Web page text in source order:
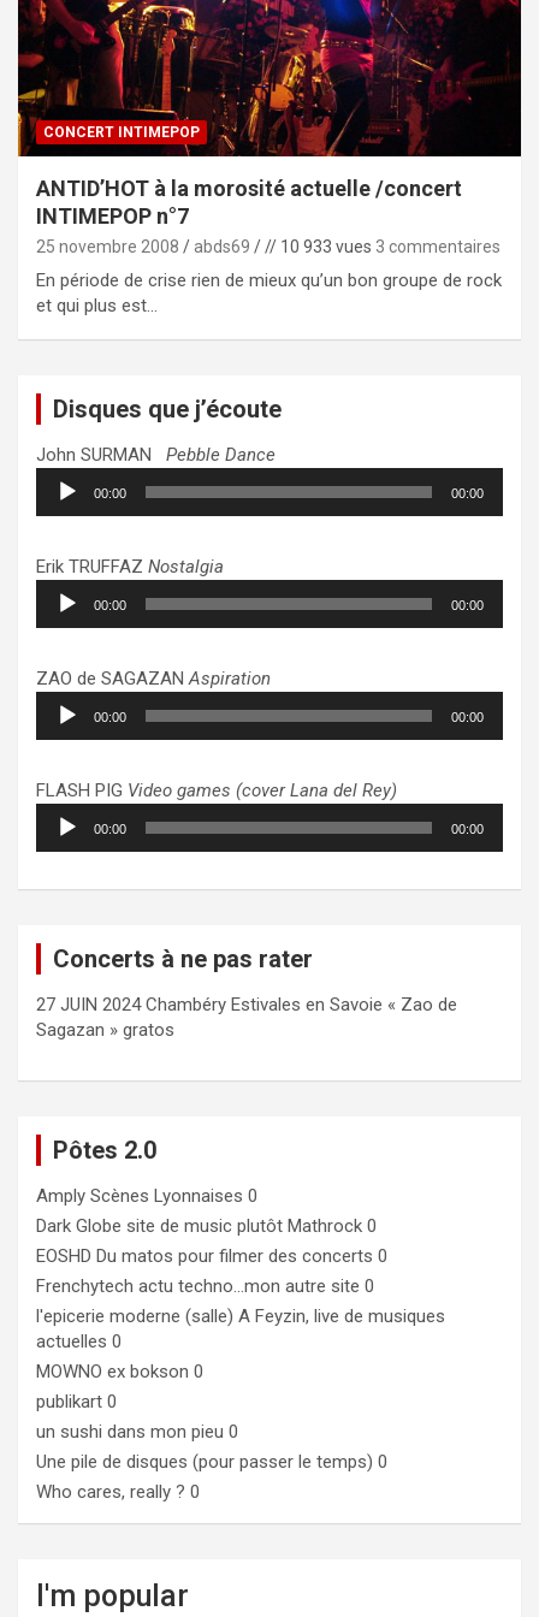
CONCERT INTIMEPOP
ANTID’HOT à la morosité actuelle /concert
INTIMEPOP n°7
25 novembre 2008 abds69 // 10 933 vues 3 commentaires
En période de crise rien de mieux qu’un bon groupe de rock
et qui plus est…
Disques que j’écoute
John SURMAN Pebble Dance
Lecteur
audio
00:00 00:00
Erik TRUFFAZ Nostalgia
Lecteur
audio
00:00 00:00
ZAO de SAGAZANAspiration
Lecteur
audio
00:00 00:00
FLASH PIG Video games (cover Lana del Rey)
Lecteur
audio
00:00 00:00
Concerts à ne pas rater
27 JUIN 2024 Chambéry Estivales en Savoie « Zao de
Sagazan » gratos
Pôtes 2.0
Amply Scènes Lyonnaises 0
Dark Globe site de music plutôt Mathrock 0
EOSHD Du matos pour filmer des concerts 0
Frenchytech actu techno…mon autre site 0
l'epicerie moderne (salle) A Feyzin, live de musiques
actuelles 0
MOWNO ex bokson 0
publikart 0
un sushi dans mon pieu 0
Une pile de disques (pour passer le temps) 0
Who cares, really ? 0
I'm popular